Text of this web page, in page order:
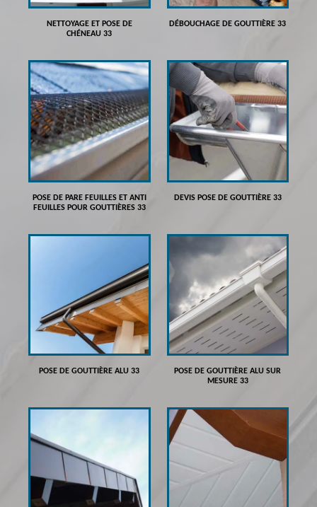
NETTOYAGE ET POSE DE
CHÉNEAU 33
DÉBOUCHAGE DE GOUTTIÈRE 33
POSE DE PARE FEUILLES ET ANTI
FEUILLES POUR GOUTTIÈRES 33
DEVIS POSE DE GOUTTIÈRE 33
POSE DE GOUTTIÈRE ALU 33
POSE DE GOUTTIÈRE ALU SUR
MESURE 33